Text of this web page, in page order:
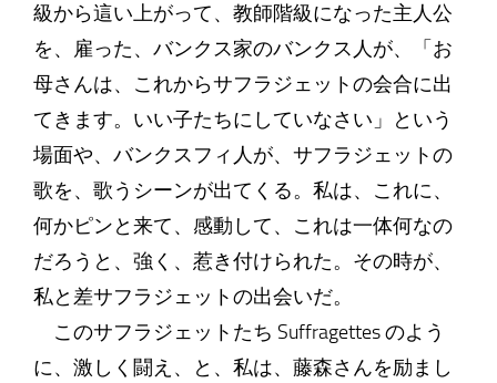
級から這い上がって、教師階級になった主人公
を、雇った、バンクス家のバンクス人が、「お
母さんは、これからサフラジェットの会合に出
てきます。いい子たちにしていなさい」という
場面や、バンクスフィ人が、サフラジェットの
歌を、歌うシーンが出てくる。私は、これに、
何かピンと来て、感動して、これは一体何なの
だろうと、強く、惹き付けられた。その時が、
私と差サフラジェットの出会いだ。
このサフラジェットたち Suffragettes のよう
に、激しく闘え、と、私は、藤森さんを励まし